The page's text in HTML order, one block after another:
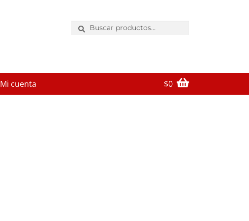
Buscar
Mi cuenta $0